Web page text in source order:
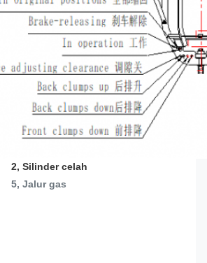
2, Silinder celah
5, Jalur gas